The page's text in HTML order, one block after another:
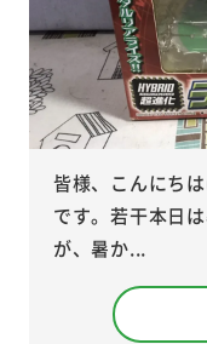
皆様、こんにち
です。若干本日
が、暑か...